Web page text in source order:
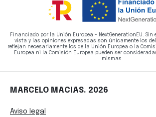
Financiado por la Unión Europea - NextGenerationEU. Sin
vista y las opiniones expresadas son únicamente los
reflejan necesariamente los de la Unión Europea o la
Europea ni la Comisión Europea pueden ser
mismas
MARCELO MACIAS. 2026
Aviso legal